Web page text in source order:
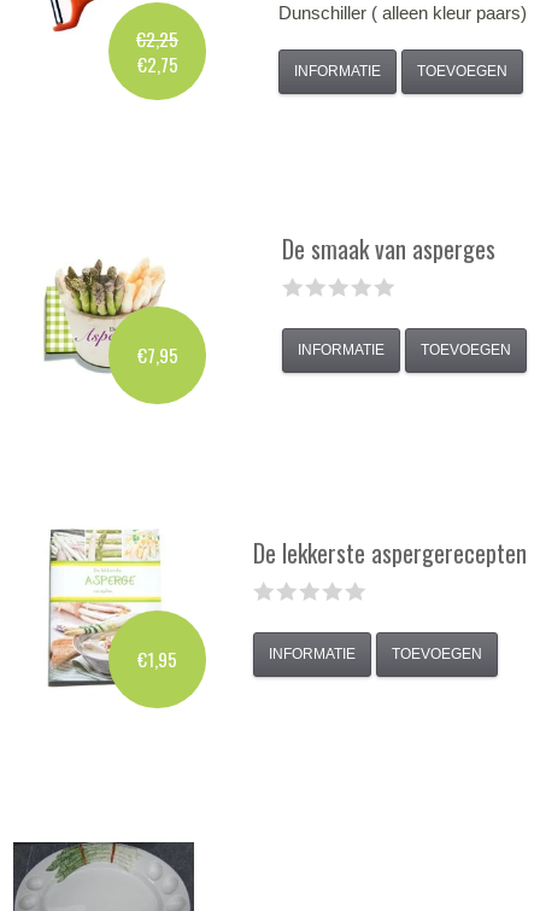
€2,25
€2,75
Dunschiller ( alleen kleur paars)
INFORMATIE TOEVOEGEN
€7,95
De smaak van asperges
INFORMATIE TOEVOEGEN
€1,95
De lekkerste aspergerecepten
INFORMATIE TOEVOEGEN